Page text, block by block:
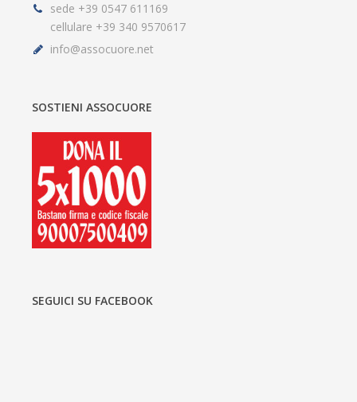
sede +39 0547 611169
cellulare +39 340 9570617
info@assocuore.net
SOSTIENI ASSOCUORE
SEGUICI SU FACEBOOK